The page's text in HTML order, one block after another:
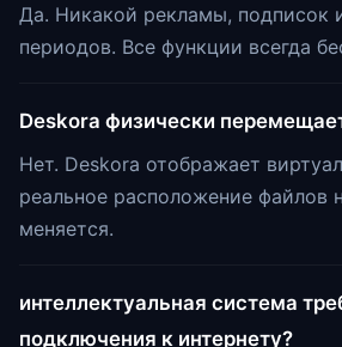
Да. Никакой рекламы, подписок
периодов. Все функции всегда
Deskora физически
Нет. Deskora отображает
реальное расположение файлов
меняется.
интеллектуальная система
подключения к интернету?